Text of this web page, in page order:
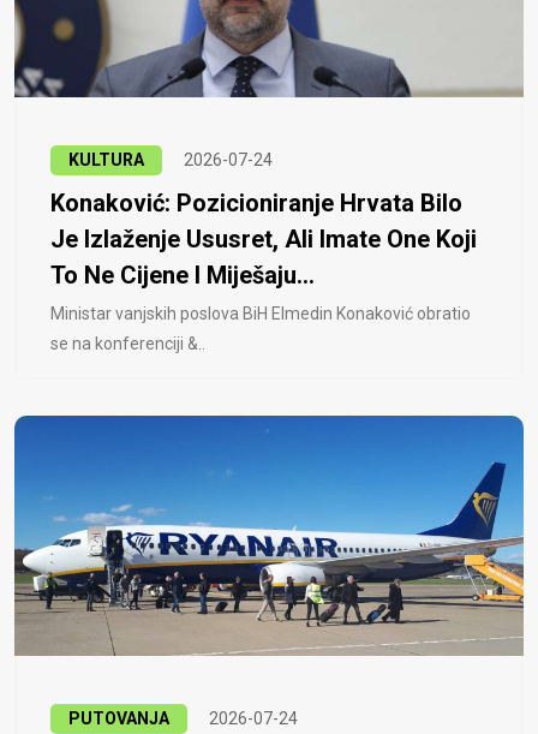
KULTURA 2026-07-24
Konaković: Pozicioniranje Hrvata Bilo
Je Izlaženje Ususret, Ali Imate One Koji
To Ne Cijene I Miješaju...
Ministar vanjskih poslova BiH Elmedin Konaković obratio
se na konferenciji &..
PUTOVANJA 2026-07-24